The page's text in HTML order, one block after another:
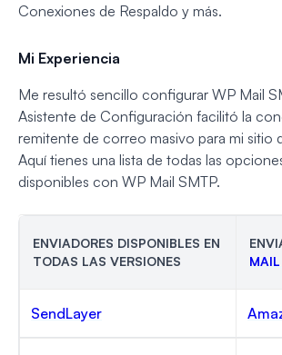
Conexiones de Respaldo y más.
Mi Experiencia
Me resultó sencillo configurar WP Mail
Asistente de Configuración facilitó la
remitente de correo masivo para mi sitio
Aquí tienes una lista de todas las
disponibles con WP Mail SMTP.
ENVIADORES DISPONIBLES EN
TODAS LAS VERSIONES
SendLayer